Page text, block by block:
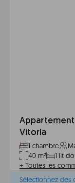
Appartement
Vitoria
1 chambre
40 m²
1 lit
+ Toutes les
Sélectionnez des